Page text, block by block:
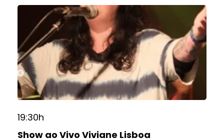
19:30h
Show ao Vivo Viviane Lisboa